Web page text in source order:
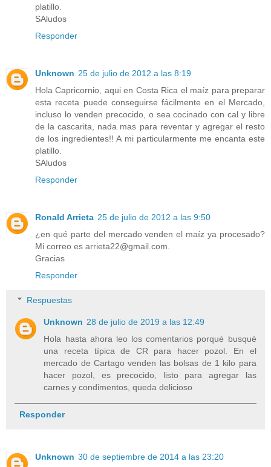
platillo.
SAludos
Responder
Unknown 25 de julio de 2012 a las 8:19
Hola Capricornio, aqui en Costa Rica el maíz para preparar
esta receta puede conseguirse fácilmente en el Mercado,
incluso lo venden precocido, o sea cocinado con cal y libre
de la cascarita, nada mas para reventar y agregar el resto
de los ingredientes!! A mi particularmente me encanta este
platillo.
SAludos
Responder
Ronald Arrieta 25 de julio de 2012 a las 9:50
¿en qué parte del mercado venden el maíz ya procesado?
Mi correo es arrieta22@gmail.com.
Gracias
Responder
Respuestas
Unknown 28 de julio de 2019 a las 12:49
Hola hasta ahora leo los comentarios porqué busqué
una receta típica de CR para hacer pozol. En el
mercado de Cartago venden las bolsas de 1 kilo para
hacer pozol, es precocido, listo para agregar las
carnes y condimentos, queda delicioso
Responder
Unknown 30 de septiembre de 2014 a las 23:20